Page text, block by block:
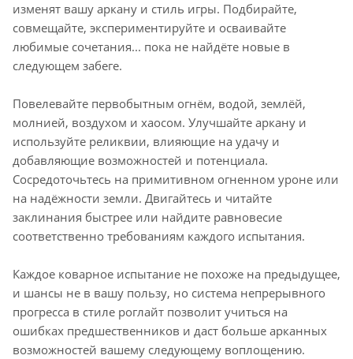
изменят вашу аркану и стиль игры. Подбирайте,
совмещайте, экспериментируйте и осваивайте
любимые сочетания... пока не найдёте новые в
следующем забеге.
Повелевайте первобытным огнём, водой, землёй,
молнией, воздухом и хаосом. Улучшайте аркану и
используйте реликвии, влияющие на удачу и
добавляющие возможностей и потенциала.
Сосредоточьтесь на примитивном огненном уроне или
на надёжности земли. Двигайтесь и читайте
заклинания быстрее или найдите равновесие
соответственно требованиям каждого испытания.
Каждое коварное испытание не похоже на предыдущее,
и шансы не в вашу пользу, но система непрерывного
прогресса в стиле роглайт позволит учиться на
ошибках предшественников и даст больше арканных
возможностей вашему следующему воплощению.